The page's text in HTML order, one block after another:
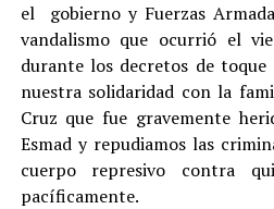
el gobierno y Fuerzas
vandalismo que ocurrió el
durante los decretos de toque
nuestra solidaridad con la
Cruz que fue gravemente
Esmad y repudiamos las
cuerpo represivo contra
pacíficamente.